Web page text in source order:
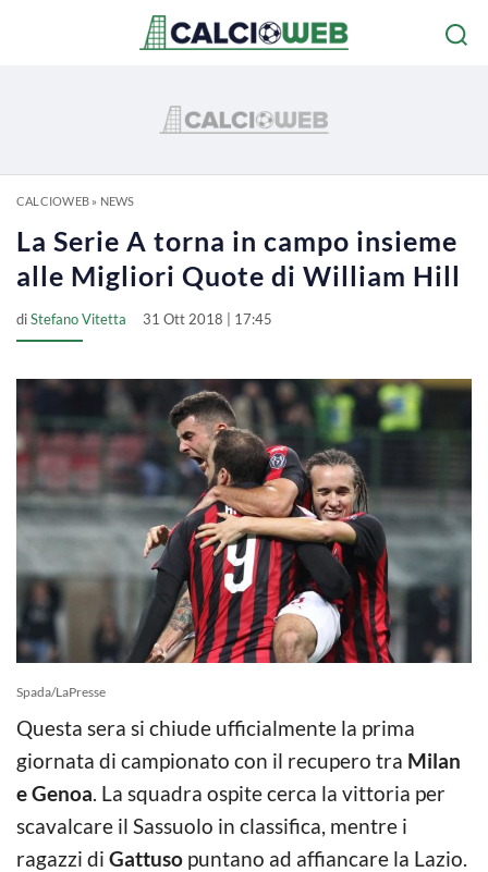
CALCIOWEB» NEWS
La Serie A torna in campo insieme
alle Migliori Quote di William Hill
diStefano Vitetta 31 Ott 2018 | 17:45
Spada/LaPresse
Questa sera si chiude ufficialmente la prima
giornata di campionato con il recupero tra Milan
e Genoa. La squadra ospite cerca la vittoria per
scavalcare il Sassuolo in classifica, mentre i
ragazzi di Gattuso puntano ad affiancare la Lazio.